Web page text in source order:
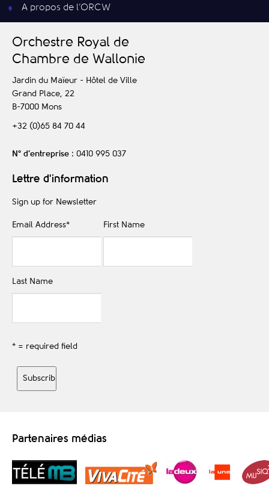
A propos de l’ORCW
Orchestre Royal de
Chambre de Wallonie
Jardin du Maïeur - Hôtel de Ville
Grand Place, 22
B-7000 Mons
+32 (0)65 84 70 44
N° d’entreprise : 0410 995 037
Lettre d'information
Sign up for Newsletter
Email Address* First Name
Last Name
* = required field
Partenaires médias